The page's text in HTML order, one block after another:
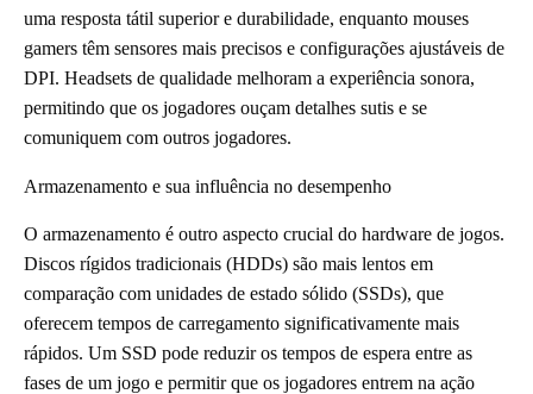
uma resposta tátil superior e durabilidade, enquanto mouses
gamers têm sensores mais precisos e configurações ajustáveis de
DPI. Headsets de qualidade melhoram a experiência sonora,
permitindo que os jogadores ouçam detalhes sutis e se
comuniquem com outros jogadores.
Armazenamento e sua influência no desempenho
O armazenamento é outro aspecto crucial do hardware de jogos.
Discos rígidos tradicionais (HDDs) são mais lentos em
comparação com unidades de estado sólido (SSDs), que
oferecem tempos de carregamento significativamente mais
rápidos. Um SSD pode reduzir os tempos de espera entre as
fases de um jogo e permitir que os jogadores entrem na ação